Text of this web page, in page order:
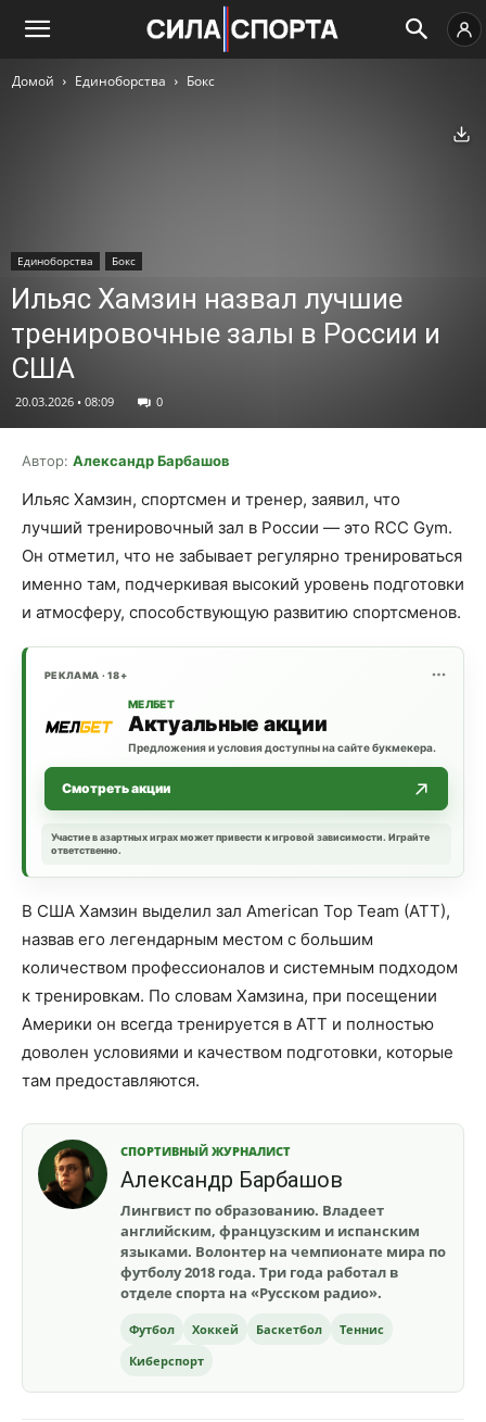
Домой Единоборства Бокс
Единоборства Бокс
Ильяс Хамзин назвал лучшие
тренировочные залы в России и
США
20.03.2026 • 08:09 0
Автор: Александр Барбашов
Ильяс Хамзин, спортсмен и тренер, заявил, что
лучший тренировочный зал в России — это RCC Gym.
Он отметил, что не забывает регулярно тренироваться
именно там, подчеркивая высокий уровень подготовки
и атмосферу, способствующую развитию спортсменов.
РЕКЛАМА · 18+
МЕЛБЕТ
Актуальные акции
Предложения и условия доступны на сайте букмекера.
Смотреть акции
Участие в азартных играх может привести к игровой зависимости. Играйте
ответственно.
В США Хамзин выделил зал American Top Team (ATT),
назвав его легендарным местом с большим
количеством профессионалов и системным подходом
к тренировкам. По словам Хамзина, при посещении
Америки он всегда тренируется в ATT и полностью
доволен условиями и качеством подготовки, которые
там предоставляются.
СПОРТИВНЫЙ ЖУРНАЛИСТ
Александр Барбашов
Лингвист по образованию. Владеет
английским, французским и испанским
языками. Волонтер на чемпионате мира по
футболу 2018 года. Три года работал в
отделе спорта на «Русском радио».
Футбол Хоккей Баскетбол
Теннис
Киберспорт